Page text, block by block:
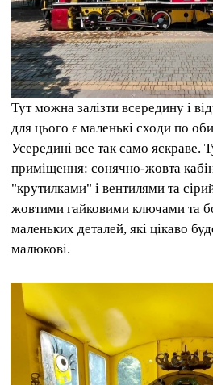
Тут можна залізти всередину і
для цього є маленькі сходи по
Усередині все так само яскраве.
приміщення: сонячно-жовта
"крутилками" і вентилями та
жовтими гайковими ключами та
маленьких деталей, які цікаво
малюкові.